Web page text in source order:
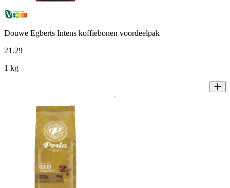
Douwe Egberts Intens koffiebonen voordeelpak
21 .29
1 kg